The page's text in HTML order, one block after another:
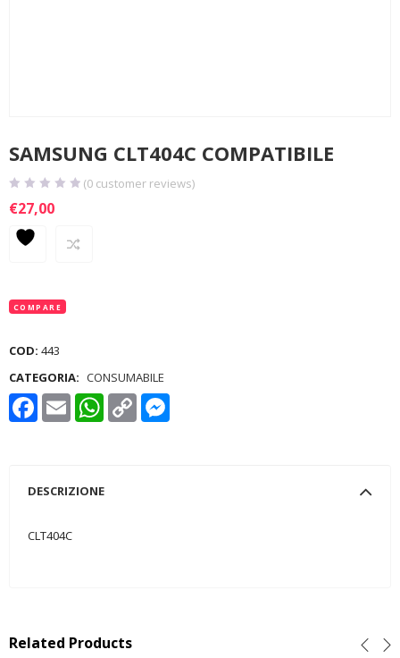
SAMSUNG CLT404C COMPATIBILE
(0 customer reviews)
€27,00
COMPARE
COD: 443
CATEGORIA: CONSUMABILE
Facebook
Email WhatsApp
Copy
Link
DESCRIZIONE
CLT404C
Related Products